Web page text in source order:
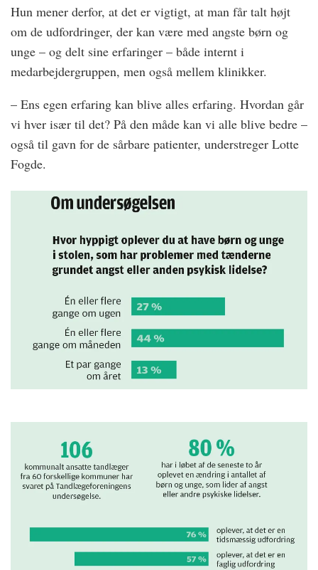
Hun mener derfor, at det er vigtigt, at man får talt højt
om de udfordringer, der kan være med angste børn og
unge – og delt sine erfaringer – både internt i
medarbejdergruppen, men også mellem klinikker.
– Ens egen erfaring kan blive alles erfaring. Hvordan går
vi hver især til det? På den måde kan vi alle blive bedre –
også til gavn for de sårbare patienter, understreger Lotte
Fogde.